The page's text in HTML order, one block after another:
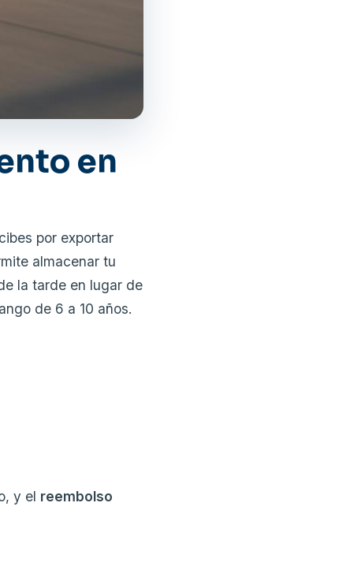
en
por exportar
almacenar tu
la tarde en lugar de
de 6 a 10 años.
y el reembolso